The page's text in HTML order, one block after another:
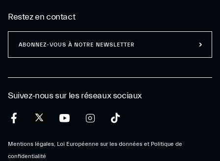
Suivez-nous sur les réseaux sociaux
Mentions légales, Loi Européenne sur les données et Politique de
confidentialité
Restez en contact
ABONNEZ-VOUS À NOTRE NEWSLETTER